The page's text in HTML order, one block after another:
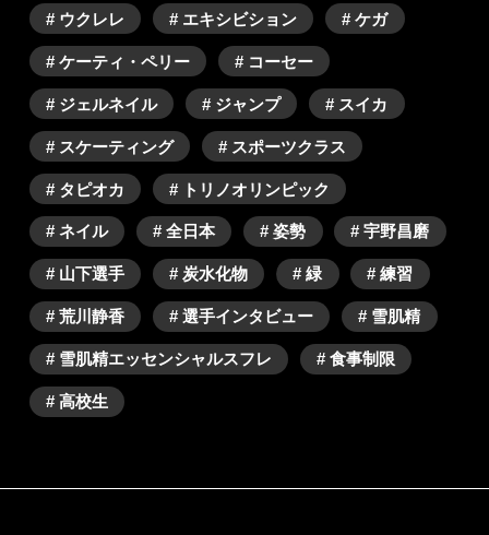
# ウクレレ # エキシビション # ケガ
# ケーティ・ペリー # コーセー
# ジェルネイル # ジャンプ # スイカ
# スケーティング # スポーツクラス
# タピオカ # トリノオリンピック
# ネイル # 全日本 # 姿勢 # 宇野昌磨
# 山下選手 # 炭水化物 # 緑 # 練習
# 荒川静香 # 選手インタビュー # 雪肌精
# 雪肌精エッセンシャルスフレ # 食事制限
# 高校生